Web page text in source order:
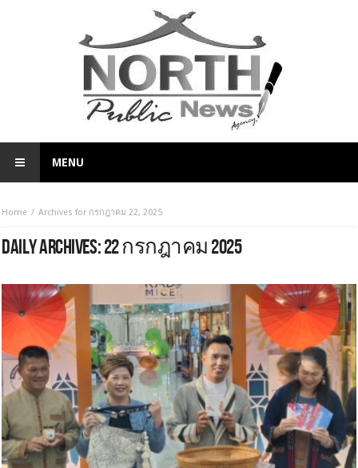
MENU
Home Archives for กรกฎาคม 22, 2025
DAILY ARCHIVES:22 กรกฎาคม 2025